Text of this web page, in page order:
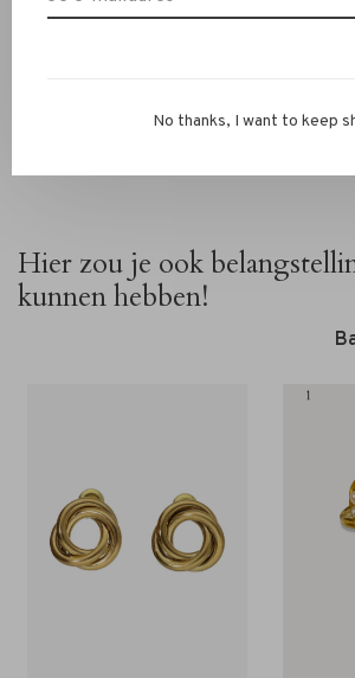
info@rivs.nlof bel 072-7210960. Je
Hier zou je ook
kunnen hebben!
No thanks, I want to keep